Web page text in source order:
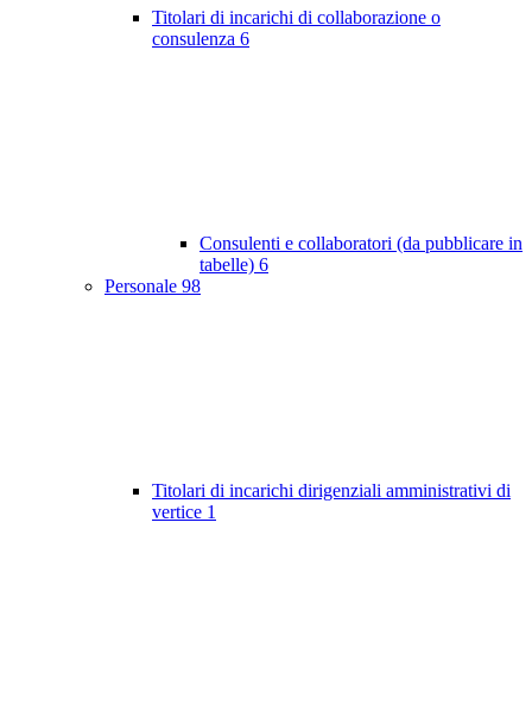
Titolari di incarichi di collaborazione o
consulenza 6
Consulenti e collaboratori (da pubblicare in
tabelle) 6
Personale 98
Titolari di incarichi dirigenziali amministrativi di
vertice 1